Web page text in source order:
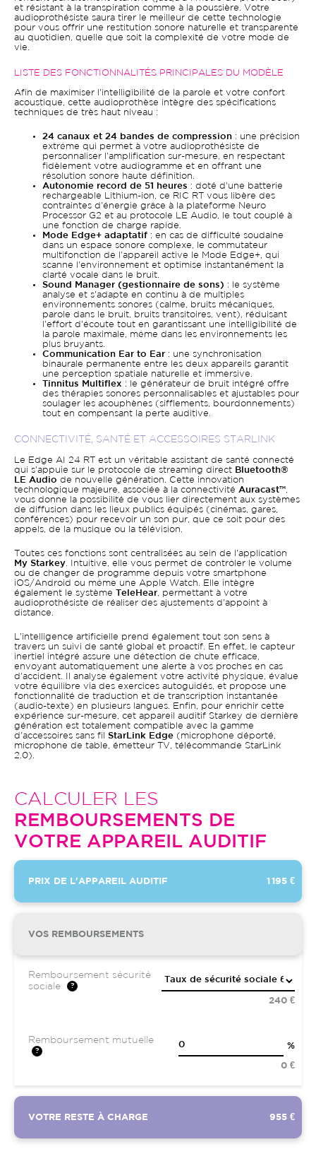
et résistant à la transpiration comme à la poussière. Votre
audioprothésiste saura tirer le meilleur de cette technologie
pour vous offrir une restitution sonore naturelle et transparente
au quotidien, quelle que soit la complexité de votre mode de
vie.
LISTE DES FONCTIONNALITÉS PRINCIPALES DU MODÈLE
Afin de maximiser l'intelligibilité de la parole et votre confort
acoustique, cette audioprothèse intègre des spécifications
techniques de très haut niveau :
24 canaux et 24 bandes de compression : une précision
extrême qui permet à votre audioprothésiste de
personnaliser l'amplification sur-mesure, en respectant
fidèlement votre audiogramme et en offrant une
résolution sonore haute définition.
Autonomie record de 51 heures : doté d'une batterie
rechargeable Lithium-ion, ce RIC RT vous libère des
contraintes d'énergie grâce à la plateforme Neuro
Processor G2 et au protocole LE Audio, le tout couplé à
une fonction de charge rapide.
Mode Edge+ adaptatif : en cas de difficulté soudaine
dans un espace sonore complexe, le commutateur
multifonction de l'appareil active le Mode Edge+, qui
scanne l'environnement et optimise instantanément la
clarté vocale dans le bruit.
Sound Manager (gestionnaire de sons) : le système
analyse et s'adapte en continu à de multiples
environnements sonores (calme, bruits mécaniques,
parole dans le bruit, bruits transitoires, vent), réduisant
l'effort d'écoute tout en garantissant une intelligibilité de
la parole maximale, même dans les environnements les
plus bruyants.
Communication Ear to Ear : une synchronisation
binaurale permanente entre les deux appareils garantit
une perception spatiale naturelle et immersive.
Tinnitus Multiflex : le générateur de bruit intégré offre
des thérapies sonores personnalisables et ajustables pour
soulager les acouphènes (sifflements, bourdonnements)
tout en compensant la perte auditive.
CONNECTIVITÉ, SANTÉ ET ACCESSOIRES STARLINK
Le Edge AI 24 RT est un véritable assistant de santé connecté
qui s'appuie sur le protocole de streaming direct Bluetooth®
LE Audio de nouvelle génération. Cette innovation
technologique majeure, associée à la connectivité Auracast™
vous donne la possibilité de vous lier directement aux systèmes
de diffusion dans les lieux publics équipés (cinémas, gares,
conférences) pour recevoir un son pur, que ce soit pour des
appels, de la musique ou la télévision.
Toutes ces fonctions sont centralisées au sein de l'application
My Starkey . Intuitive, elle vous permet de contrôler le volume
ou de changer de programme depuis votre smartphone
iOS/Android ou même une Apple Watch. Elle intègre
également le système
TeleHear , permettant à votre
audioprothésiste de réaliser des ajustements d'appoint à
distance.
L'intelligence artificielle prend également tout son sens à
travers un suivi de santé global et proactif. En effet, le capteur
inertiel intégré assure une détection de chute efficace,
envoyant automatiquement une alerte à vos proches en cas
d'accident. Il analyse également votre activité physique, évalue
votre équilibre via des exercices autoguidés, et propose une
fonctionnalité de traduction et de transcription instantanée
(audio-texte) en plusieurs langues. Enfin, pour enrichir cette
expérience sur-mesure, cet appareil auditif Starkey de dernière
génération est totalement compatible avec la gamme
d'accessoires sans fil StarLink Edge (microphone déporté,
microphone de table, émetteur TV, télécommande StarLink
2.0).
CALCULER LES
REMBOURSEMENTS DE
VOTRE APPAREIL AUDITIF
PRIX DE L'APPAREIL AUDITIF 1 195 €
VOS REMBOURSEMENTS
Remboursement sécurité
sociale
240 €
Remboursement mutuelle
%
0 €
VOTRE RESTE À CHARGE 955 €